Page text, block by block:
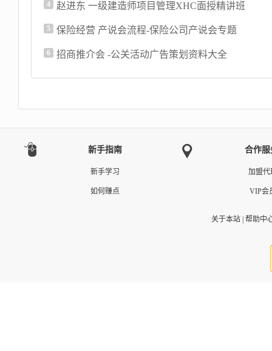
4 赵进东 一级建造师项目管理XHC面授精讲班
5 保险经营 产说会流程-保险公司产说会专题
6 招商推介会 -公关活动广告策划资料大全
新手指南
新手学习
如何赚点
合作服
加盟代
VIP会
关于本站| 帮助中